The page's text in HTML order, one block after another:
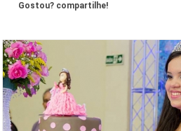
Gostou? compartilhe!